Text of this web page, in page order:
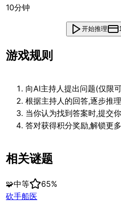
10分钟
开始推理
游戏规则
向AI主持人提出问题(仅限
根据主持人的回答,逐步推
当你认为找到答案时,提交
答对获得积分奖励,解锁更多
相关谜题
🧩中等 65%
砍手船医